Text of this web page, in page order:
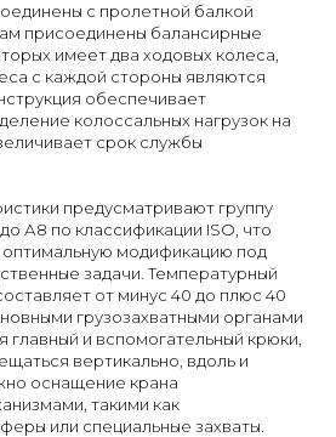
с пролетной балкой
присоединены балансирные
имеет два ходовых колеса,
с каждой стороны являются
обеспечивает
колоссальных нагрузок на
срок службы
предусматривают группу
А8 по классификации ISO, что
модификацию под
задачи. Температурный
от минус 40 до плюс 40
грузозахватными органами
главный и вспомогательный крюки,
вертикально, вдоль и
оснащение крана
такими как
или специальные захваты.